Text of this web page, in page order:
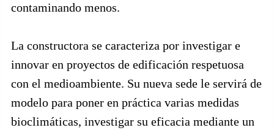
contaminando menos.
La constructora se caracteriza por investigar e
innovar en proyectos de edificación respetuosa
con el medioambiente. Su nueva sede le servirá de
modelo para poner en práctica varias medidas
bioclimáticas, investigar su eficacia mediante un